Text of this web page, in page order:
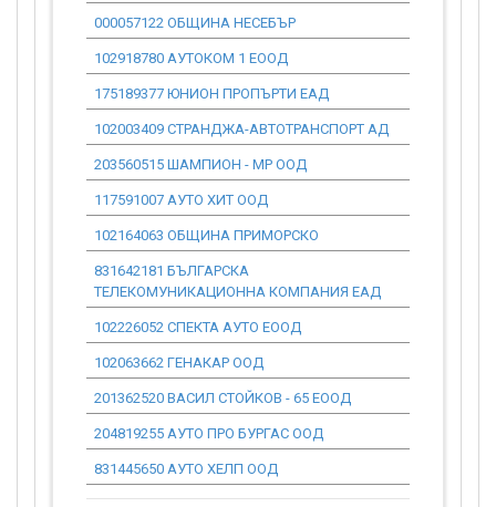
000057122 ОБЩИНА НЕСЕБЪР
102918780 АУТОКОМ 1 ЕООД
175189377 ЮНИОН ПРОПЪРТИ ЕАД
102003409 СТРАНДЖА-АВТОТРАНСПОРТ АД
203560515 ШАМПИОН - МР ООД
117591007 АУТО ХИТ ООД
102164063 ОБЩИНА ПРИМОРСКО
831642181 БЪЛГАРСКА
ТЕЛЕКОМУНИКАЦИОННА КОМПАНИЯ ЕАД
102226052 СПЕКТА АУТО ЕООД
102063662 ГЕНАКАР ООД
201362520 ВАСИЛ СТОЙКОВ - 65 ЕООД
204819255 АУТО ПРО БУРГАС ООД
831445650 АУТО ХЕЛП ООД